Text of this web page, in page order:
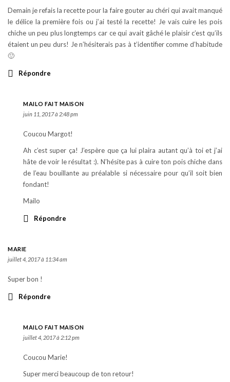
Demain je refais la recette pour la faire gouter au chéri qui avait manqué
le délice la première fois ou j’ai testé la recette! Je vais cuire les pois
chiche un peu plus longtemps car ce qui avait gâché le plaisir c’est qu’ils
étaient un peu durs! Je n’hésiterais pas à t’identifier comme d’habitude
🙂
Répondre
MAILO FAIT MAISON
juin 11, 2017 à 2:48 pm
Coucou Margot!
Ah c’est super ça! J’espère que ça lui plaira autant qu’à toi et j’ai
hâte de voir le résultat :). N’hésite pas à cuire ton pois chiche dans
de l’eau bouillante au préalable si nécessaire pour qu’il soit bien
fondant!
Mailo
Répondre
MARIE
juillet 4, 2017 à 11:34 am
Super bon !
Répondre
MAILO FAIT MAISON
juillet 4, 2017 à 2:12 pm
Coucou Marie!
Super merci beaucoup de ton retour!